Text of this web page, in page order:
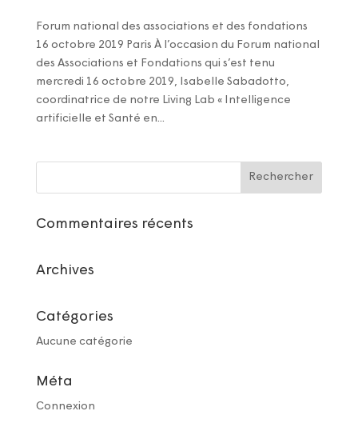
Forum national des associations et des fondations
16 octobre 2019 Paris À l’occasion du Forum national
des Associations et Fondations qui s’est tenu
mercredi 16 octobre 2019, Isabelle Sabadotto,
coordinatrice de notre Living Lab « Intelligence
artificielle et Santé en...
Commentaires récents
Archives
Catégories
Aucune catégorie
Méta
Connexion